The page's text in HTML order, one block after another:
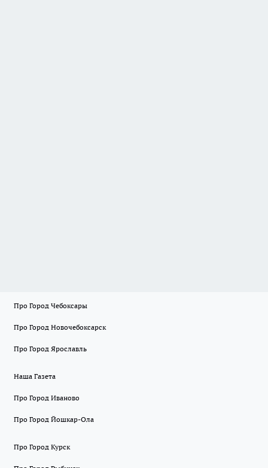
Про Город Чебоксары
Про Город Новочебоксарск
Про Город Ярославль
Наша Газета
Про Город Иваново
Про Город Йошкар-Ола
Про Город Курск